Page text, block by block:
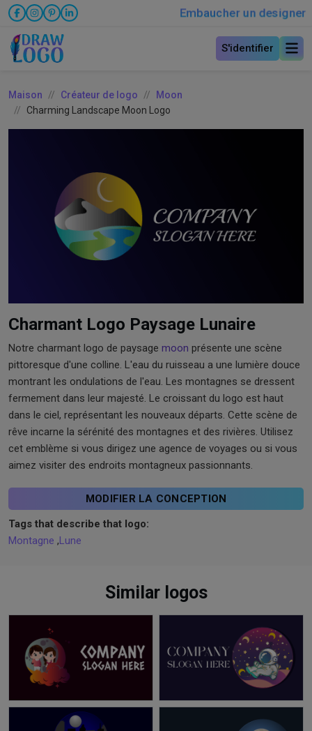
Embaucher un designer
S'identifier
Maison Créateur de logo
Moon
Charming Landscape Moon Logo
Charmant Logo Paysage Lunaire
Notre charmant logo de paysage moon présente une scène
pittoresque d'une colline. L'eau du ruisseau a une lumière douce
montrant les ondulations de l'eau. Les montagnes se dressent
fermement dans leur majesté. Le croissant du logo est haut
dans le ciel, représentant les nouveaux départs. Cette scène de
rêve incarne la sérénité des montagnes et des rivières. Utilisez
cet emblème si vous dirigez une agence de voyages ou si vous
aimez visiter des endroits montagneux passionnants.
MODIFIER LA CONCEPTION
Tags that describe that logo:
Montagne ,Lune
Similar logos